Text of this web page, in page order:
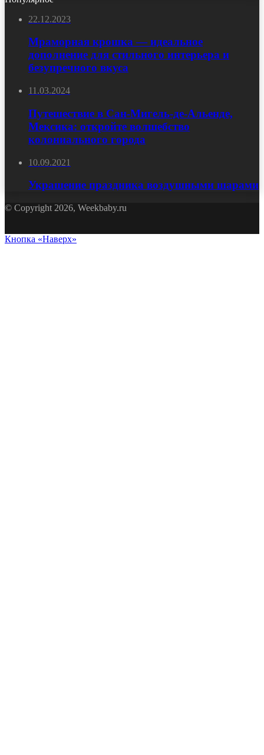
22.12.2023
Мраморная крошка — идеальное
дополнение для стильного интерьера и
безупречного вкуса
11.03.2024
Путешествие в Сан-Мигель-де-Альенде,
Мексика: откройте волшебство
колониального города
10.09.2021
Украшение праздника воздушными шарами
© Copyright 2026, Weekbaby.ru
Кнопка «Наверх»